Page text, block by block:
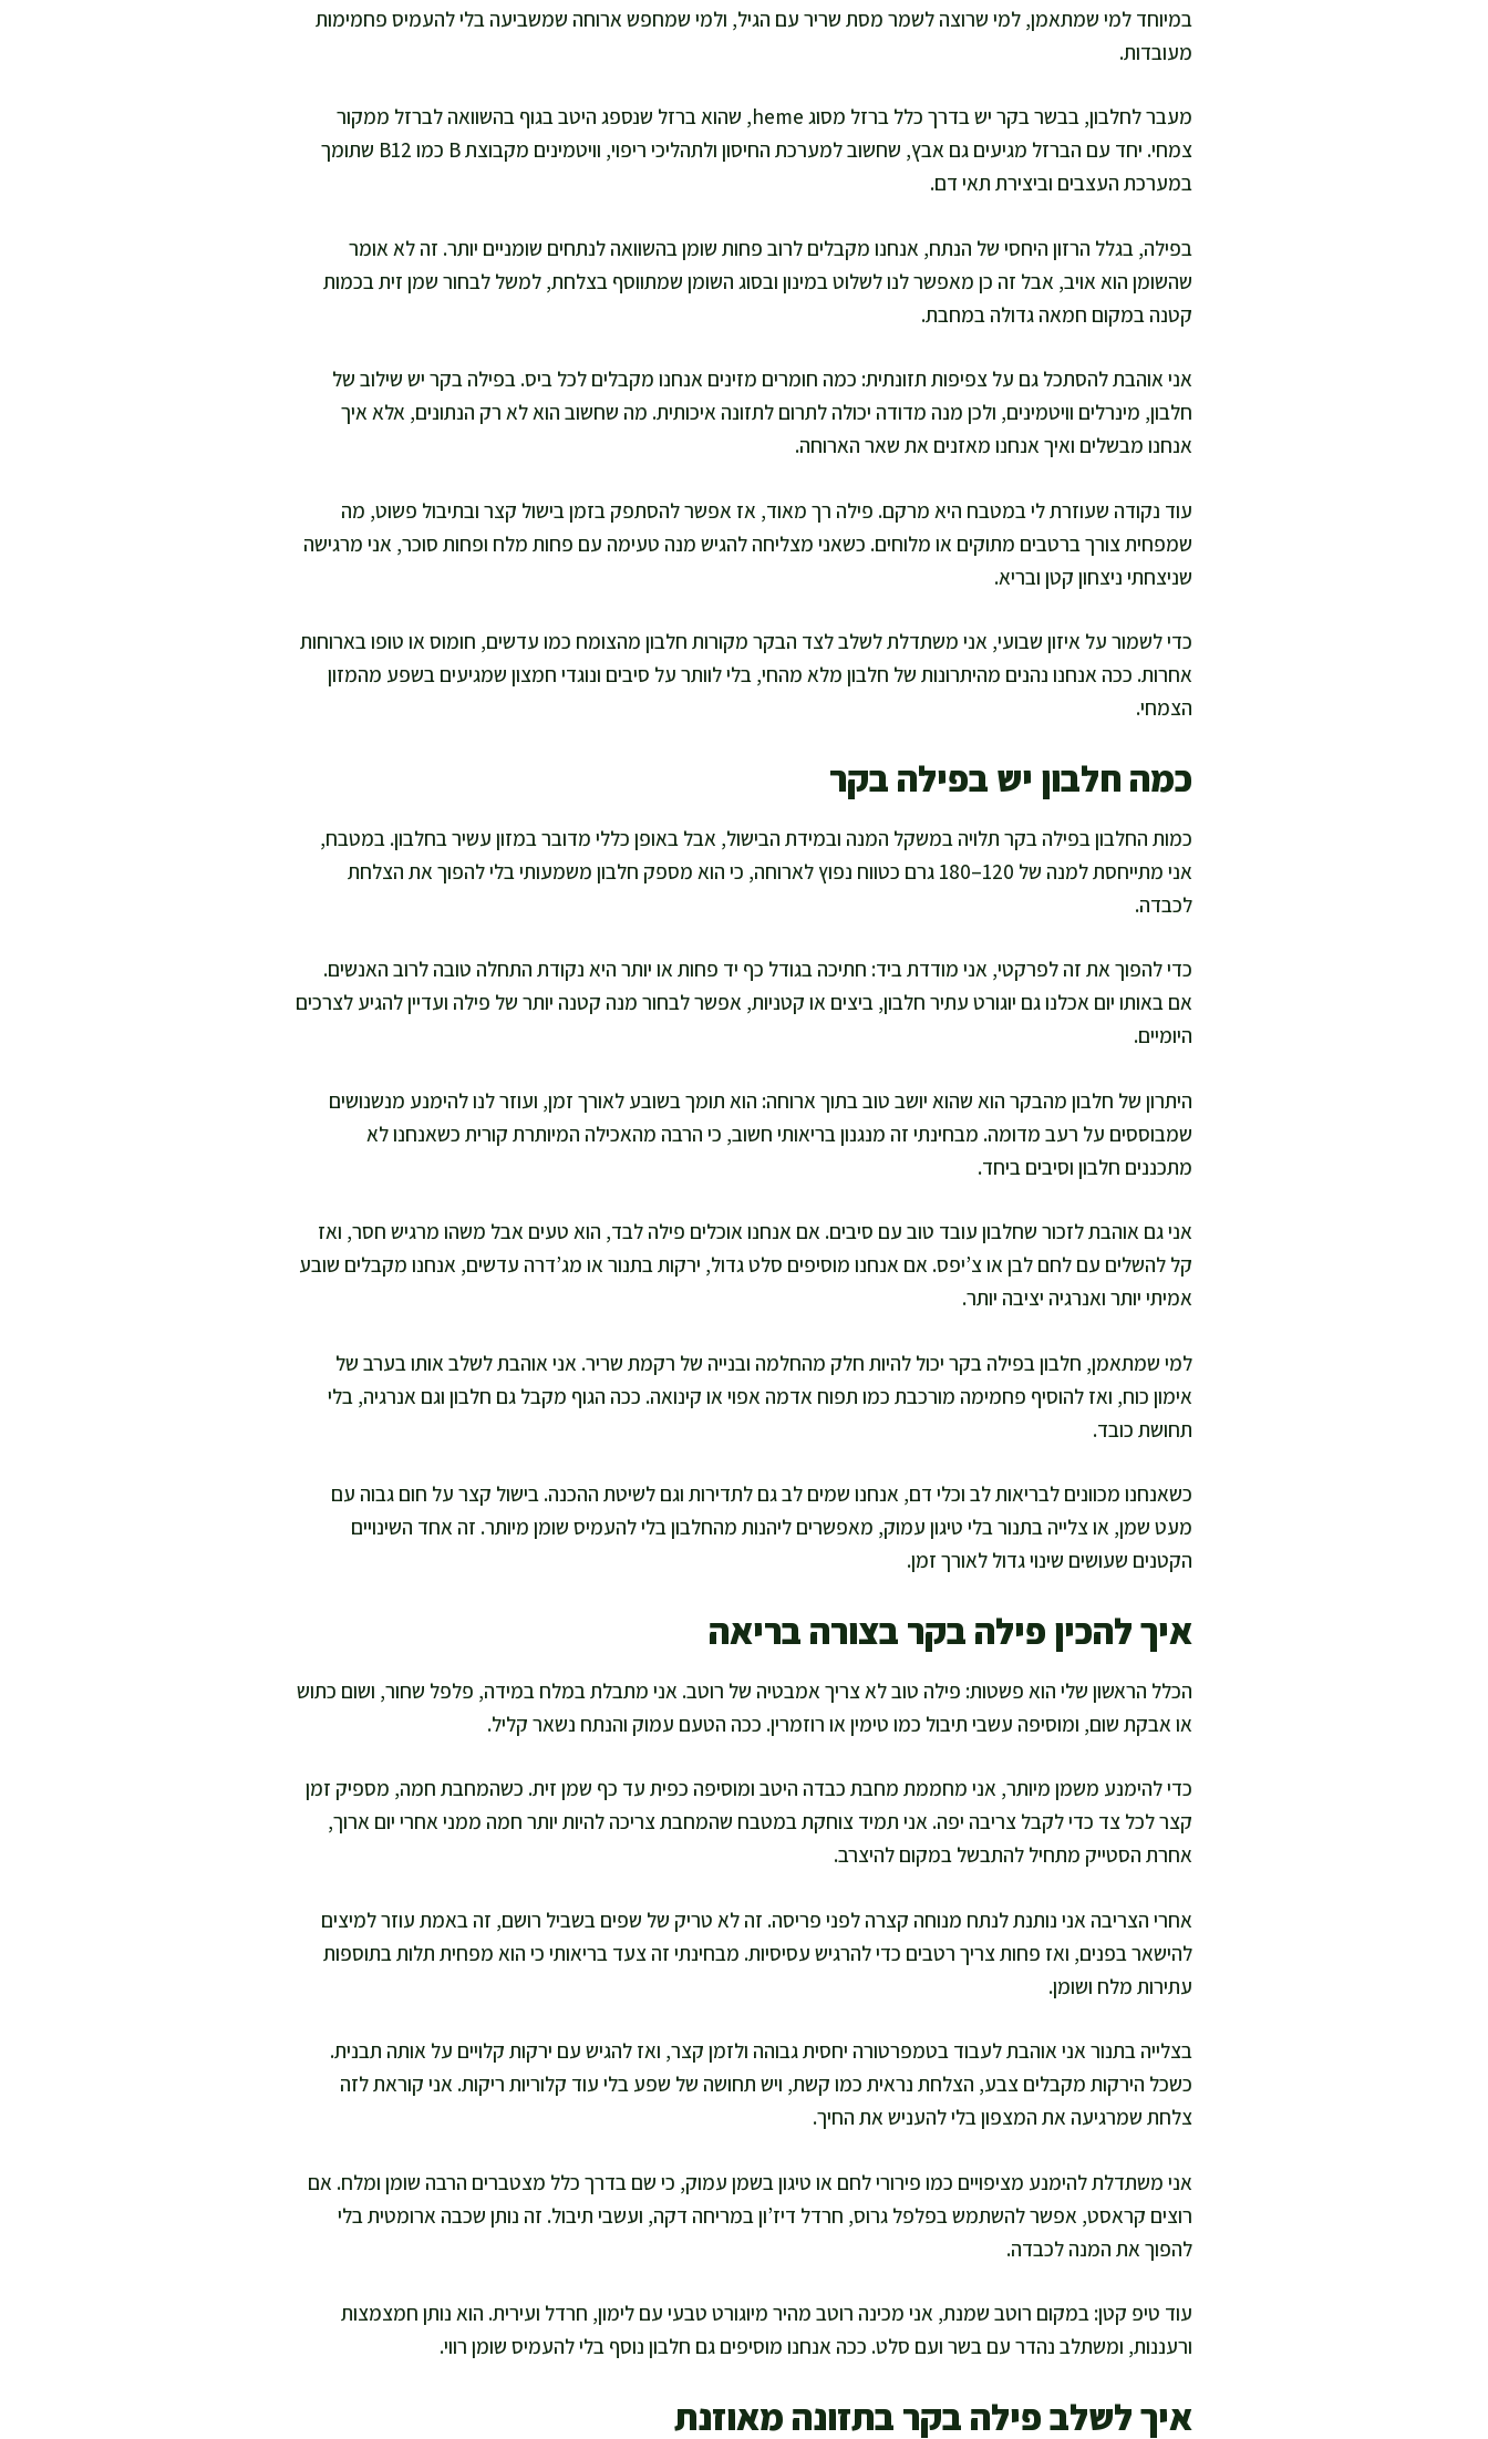
במיוחד למי שמתאמן, למי שרוצה לשמר מסת שריר עם הגיל, ולמי שמחפש ארוחה שמשביעה בלי להעמיס פחמימות
מעובדות.
מעבר לחלבון, בבשר בקר יש בדרך כלל ברזל מסוג heme, שהוא ברזל שנספג היטב בגוף בהשוואה לברזל ממקור
צמחי. יחד עם הברזל מגיעים גם אבץ, שחשוב למערכת החיסון ולתהליכי ריפוי, וויטמינים מקבוצת B כמו B12 שתומך
במערכת העצבים וביצירת תאי דם.
בפילה, בגלל הרזון היחסי של הנתח, אנחנו מקבלים לרוב פחות שומן בהשוואה לנתחים שומניים יותר. זה לא אומר
שהשומן הוא אויב, אבל זה כן מאפשר לנו לשלוט במינון ובסוג השומן שמתווסף בצלחת, למשל לבחור שמן זית בכמות
קטנה במקום חמאה גדולה במחבת.
אני אוהבת להסתכל גם על צפיפות תזונתית: כמה חומרים מזינים אנחנו מקבלים לכל ביס. בפילה בקר יש שילוב של
חלבון, מינרלים וויטמינים, ולכן מנה מדודה יכולה לתרום לתזונה איכותית. מה שחשוב הוא לא רק הנתונים, אלא איך
אנחנו מבשלים ואיך אנחנו מאזנים את שאר הארוחה.
עוד נקודה שעוזרת לי במטבח היא מרקם. פילה רך מאוד, אז אפשר להסתפק בזמן בישול קצר ובתיבול פשוט, מה
שמפחית צורך ברטבים מתוקים או מלוחים. כשאני מצליחה להגיש מנה טעימה עם פחות מלח ופחות סוכר, אני מרגישה
שניצחתי ניצחון קטן ובריא.
כדי לשמור על איזון שבועי, אני משתדלת לשלב לצד הבקר מקורות חלבון מהצומח כמו עדשים, חומוס או טופו בארוחות
אחרות. ככה אנחנו נהנים מהיתרונות של חלבון מלא מהחי, בלי לוותר על סיבים ונוגדי חמצון שמגיעים בשפע מהמזון
הצמחי.
כמה חלבון יש בפילה בקר
כמות החלבון בפילה בקר תלויה במשקל המנה ובמידת הבישול, אבל באופן כללי מדובר במזון עשיר בחלבון. במטבח,
אני מתייחסת למנה של 120–180 גרם כטווח נפוץ לארוחה, כי הוא מספק חלבון משמעותי בלי להפוך את הצלחת
לכבדה.
כדי להפוך את זה לפרקטי, אני מודדת ביד: חתיכה בגודל כף יד פחות או יותר היא נקודת התחלה טובה לרוב האנשים.
אם באותו יום אכלנו גם יוגורט עתיר חלבון, ביצים או קטניות, אפשר לבחור מנה קטנה יותר של פילה ועדיין להגיע לצרכים
היומיים.
היתרון של חלבון מהבקר הוא שהוא יושב טוב בתוך ארוחה: הוא תומך בשובע לאורך זמן, ועוזר לנו להימנע מנשנושים
שמבוססים על רעב מדומה. מבחינתי זה מנגנון בריאותי חשוב, כי הרבה מהאכילה המיותרת קורית כשאנחנו לא
מתכננים חלבון וסיבים ביחד.
אני גם אוהבת לזכור שחלבון עובד טוב עם סיבים. אם אנחנו אוכלים פילה לבד, הוא טעים אבל משהו מרגיש חסר, ואז
קל להשלים עם לחם לבן או צ’יפס. אם אנחנו מוסיפים סלט גדול, ירקות בתנור או מג’דרה עדשים, אנחנו מקבלים שובע
אמיתי יותר ואנרגיה יציבה יותר.
למי שמתאמן, חלבון בפילה בקר יכול להיות חלק מהחלמה ובנייה של רקמת שריר. אני אוהבת לשלב אותו בערב של
אימון כוח, ואז להוסיף פחמימה מורכבת כמו תפוח אדמה אפוי או קינואה. ככה הגוף מקבל גם חלבון וגם אנרגיה, בלי
תחושת כובד.
כשאנחנו מכוונים לבריאות לב וכלי דם, אנחנו שמים לב גם לתדירות וגם לשיטת ההכנה. בישול קצר על חום גבוה עם
מעט שמן, או צלייה בתנור בלי טיגון עמוק, מאפשרים ליהנות מהחלבון בלי להעמיס שומן מיותר. זה אחד השינויים
הקטנים שעושים שינוי גדול לאורך זמן.
איך להכין פילה בקר בצורה בריאה
הכלל הראשון שלי הוא פשטות: פילה טוב לא צריך אמבטיה של רוטב. אני מתבלת במלח במידה, פלפל שחור, ושום כתוש
או אבקת שום, ומוסיפה עשבי תיבול כמו טימין או רוזמרין. ככה הטעם עמוק והנתח נשאר קליל.
כדי להימנע משמן מיותר, אני מחממת מחבת כבדה היטב ומוסיפה כפית עד כף שמן זית. כשהמחבת חמה, מספיק זמן
קצר לכל צד כדי לקבל צריבה יפה. אני תמיד צוחקת במטבח שהמחבת צריכה להיות יותר חמה ממני אחרי יום ארוך,
אחרת הסטייק מתחיל להתבשל במקום להיצרב.
אחרי הצריבה אני נותנת לנתח מנוחה קצרה לפני פריסה. זה לא טריק של שפים בשביל רושם, זה באמת עוזר למיצים
להישאר בפנים, ואז פחות צריך רטבים כדי להרגיש עסיסיות. מבחינתי זה צעד בריאותי כי הוא מפחית תלות בתוספות
עתירות מלח ושומן.
בצלייה בתנור אני אוהבת לעבוד בטמפרטורה יחסית גבוהה ולזמן קצר, ואז להגיש עם ירקות קלויים על אותה תבנית.
כשכל הירקות מקבלים צבע, הצלחת נראית כמו קשת, ויש תחושה של שפע בלי עוד קלוריות ריקות. אני קוראת לזה
צלחת שמרגיעה את המצפון בלי להעניש את החיך.
אני משתדלת להימנע מציפויים כמו פירורי לחם או טיגון בשמן עמוק, כי שם בדרך כלל מצטברים הרבה שומן ומלח. אם
רוצים קראסט, אפשר להשתמש בפלפל גרוס, חרדל דיז’ון במריחה דקה, ועשבי תיבול. זה נותן שכבה ארומטית בלי
להפוך את המנה לכבדה.
עוד טיפ קטן: במקום רוטב שמנת, אני מכינה רוטב מהיר מיוגורט טבעי עם לימון, חרדל ועירית. הוא נותן חמצמצות
ורעננות, ומשתלב נהדר עם בשר ועם סלט. ככה אנחנו מוסיפים גם חלבון נוסף בלי להעמיס שומן רווי.
איך לשלב פילה בקר בתזונה מאוזנת